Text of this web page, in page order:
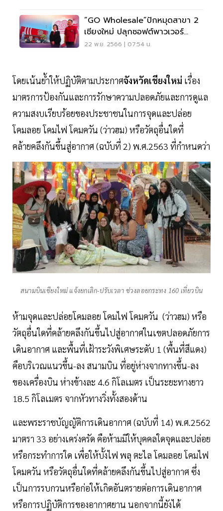
“GO Wholesale”ปักหมุดสาขา 2
เชียงใหม่ ปลุกซอฟต์พาวเวอร์
อาหาร
22 พ.ย. 2566 | 07:54 น.
โดยเน้นย้ำให้ปฏิบัติตามประกาศจังหวัดเชียงใหม่ เรื่อง
มาตรการป้องกันและการรักษาความปลอดภัยและการดูแล
ความสงบเรียบร้อยของประชาชนในการจุดและปล่อย
โคมลอย โคมไฟ โคมควัน (ว่าวฮม) หรือวัตถุอื่นใดที่
คล้ายคลึงกันขึ้นสู่อากาศ (ฉบับที่ 2) พ.ศ.2563 ที่กำหนดว่า
สนามบินเชียงใหม่ แจ้งยกเลิก-ปรับเวลา ช่วงลอยกระทง 160 เที่ยวบิน
ห้ามจุดและปล่อยโคมลอย โคมไฟ โคมควัน (ว่าวฮม) หรือ
วัตถุอื่นใดที่คล้ายคลึงกันขึ้นไปสู่อากาศในเขตปลอดภัยการ
เดินอากาศ และพื้นที่เฝ้าระวังพิเศษระดับ 1 (พื้นที่สีแดง)
คือบริเวณแนวขึ้น-ลง สนามบิน ที่อยู่ห่างจากทางขึ้น-ลง
ของเครื่องบิน ห่างข้างละ 4.6 กิโลเมตร เป็นระยะทางยาว
18.5 กิโลเมตร จากหัวทางวิ่งทั้งสองด้าน
และพระราชบัญญัติการเดินอากาศ (ฉบับที่ 14) พ.ศ.2562
มาตรา 33 อย่างเคร่งครัด คือห้ามมิให้บุคคลใดจุดและปล่อย
หรือกระทำการใด เพื่อให้บั้งไฟ พลุ ตะไล โคมลอย โคมไฟ
โคมควัน หรือวัตถุอื่นใดที่คล้ายคลึงกันขึ้นไปสู่อากาศ ซึ่ง
เป็นการรบกวนหรือก่อให้เกิดอันตรายต่อการเดินอากาศ
หรือการปฏิบัติการของอากาศยาน นอกจากนี้ยังได้